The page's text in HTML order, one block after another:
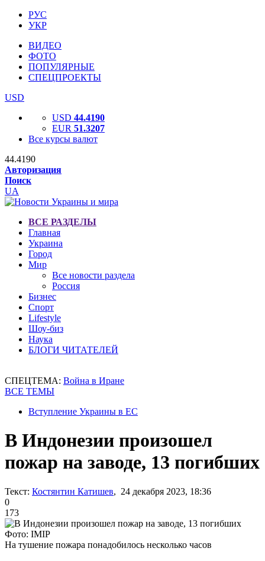
РУС
УКР
ВИДЕО
ФОТО
ПОПУЛЯРНЫЕ
СПЕЦПРОЕКТЫ
USD
USD 44.4190
EUR 51.3207
Все курсы валют
44.4190
Авторизация
Поиск
UA
ВСЕ РАЗДЕЛЫ
Главная
Украина
Город
Мир
Все новости раздела
Россия
Бизнес
Спорт
Lifestyle
Шоу-биз
Наука
БЛОГИ ЧИТАТЕЛЕЙ
СПЕЦТЕМА: Война в Иране
ВСЕ ТЕМЫ
Вступление Украины в ЕС
В Индонезии произошел
пожар на заводе, 13 погибших
Текст: Костянтин Катишев, 24 декабря 2023, 18:36
0
173
Фото: IMIP
На тушение пожара понадобилось несколько часов